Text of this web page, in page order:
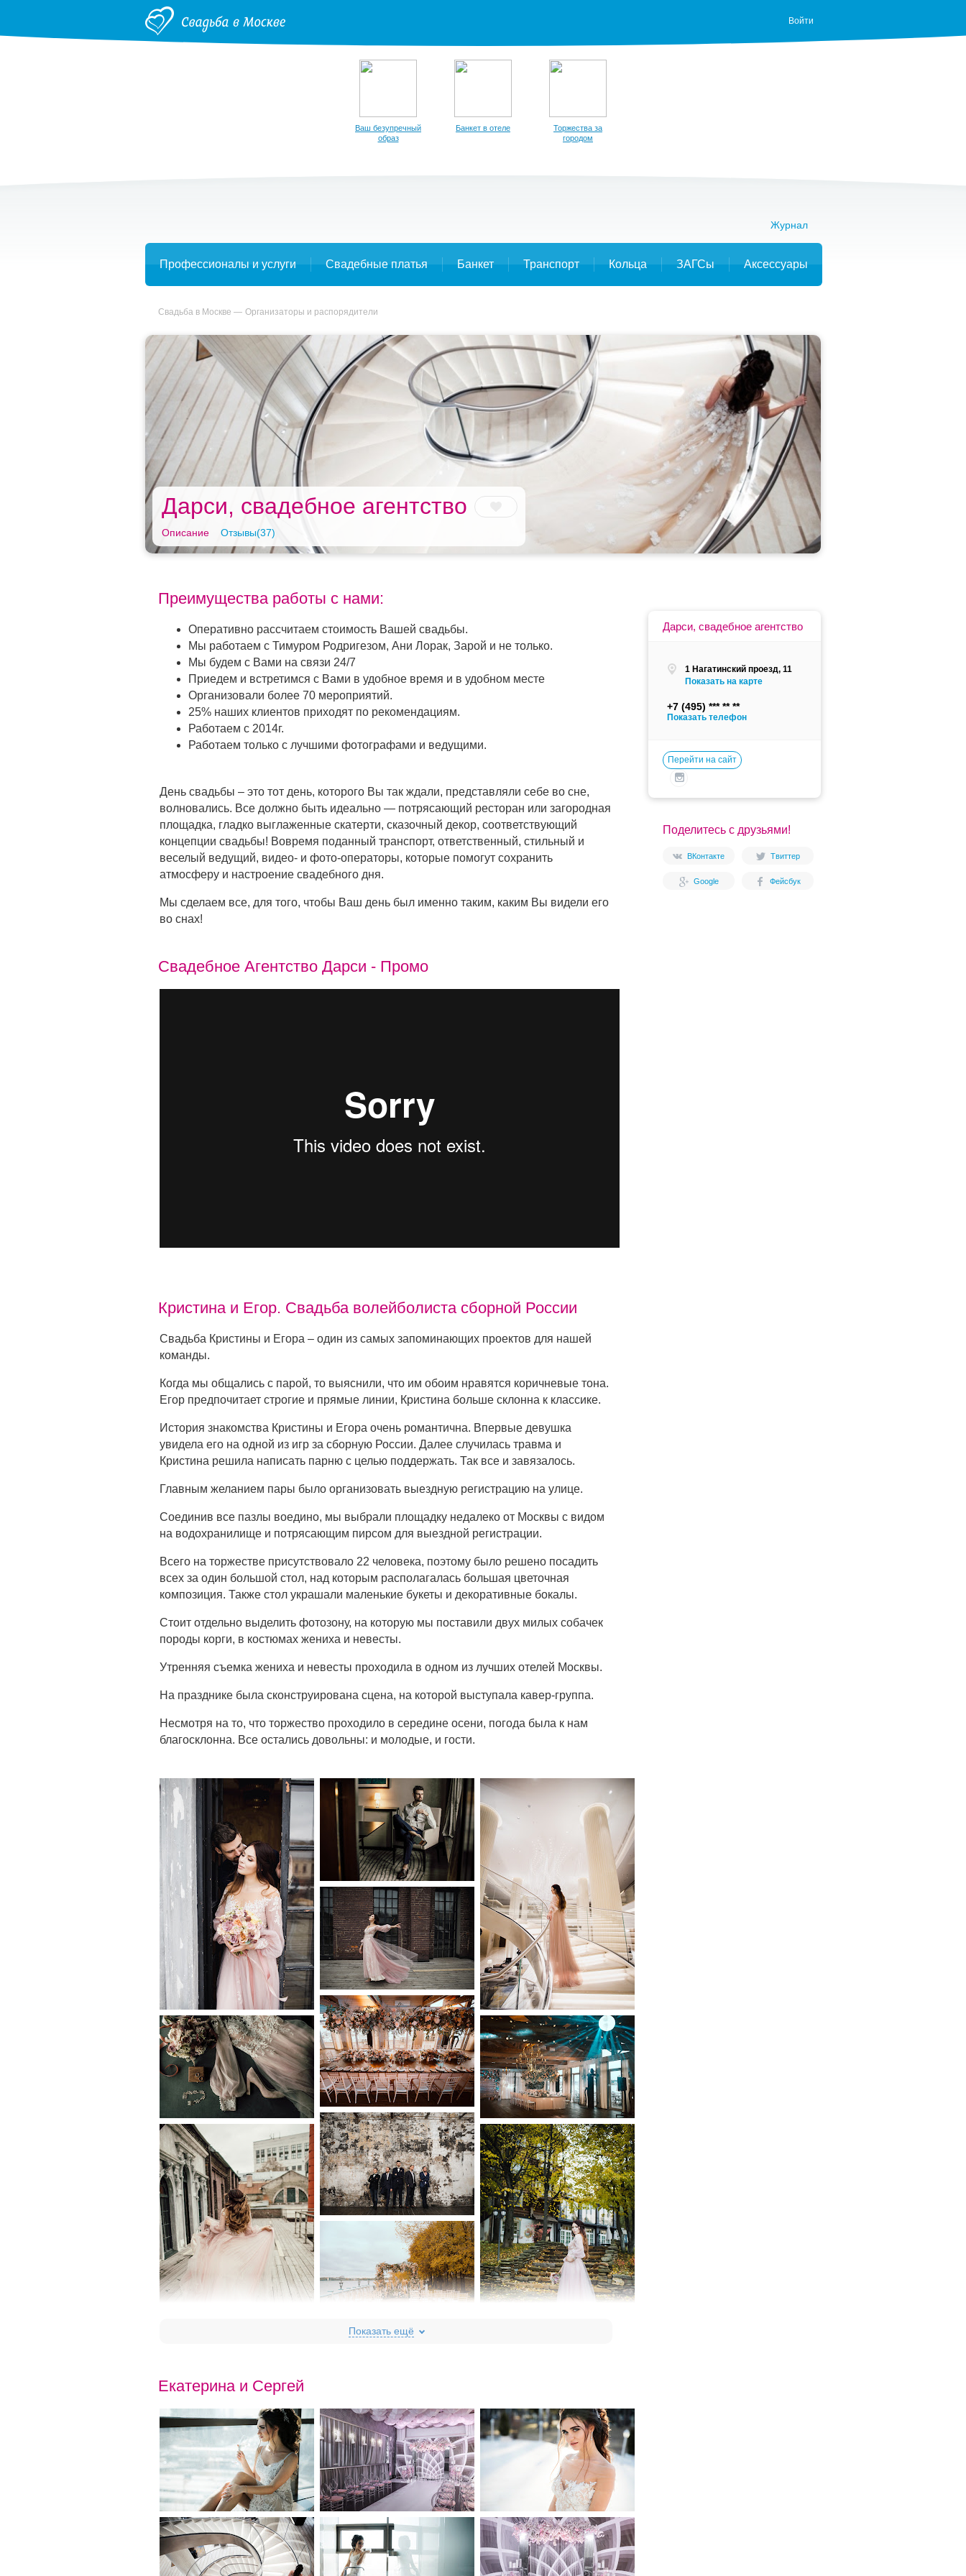
Войти
Ваш безупречный
образ
Банкет в отеле
Торжества за
городом
Журнал
Профессионалы и услуги Свадебные платья Банкет Транспорт Кольца ЗАГСы Аксессуары
Свадьба в Москве Организаторы и распорядители
Дарси, свадебное агентство
Описание Отзывы(37)
Дарси, свадебное агентство
1 Нагатинский проезд, 11
Показать на карте
+7 (495)
Показать телефон
Перейти на сайт
Поделитесь с друзьями!
ВКонтакте Твиттер
Google Фейсбук
Преимущества работы с нами:
Оперативно рассчитаем стоимость Вашей свадьбы.
Мы работаем с Тимуром Родригезом, Ани Лорак, Зарой и не только.
Мы будем с Вами на связи 24/7
Приедем и встретимся с Вами в удобное время и в удобном месте
Организовали более 70 мероприятий.
25% наших клиентов приходят по рекомендациям.
Работаем с 2014г.
Работаем только с лучшими фотографами и ведущими.
День свадьбы – это тот день, которого Вы так ждали, представляли себе во сне,
волновались. Все должно быть идеально — потрясающий ресторан или загородная
площадка, гладко выглаженные скатерти, сказочный декор, соответствующий
концепции свадьбы! Вовремя поданный транспорт, ответственный, стильный и
веселый ведущий, видео- и фото-операторы, которые помогут сохранить
атмосферу и настроение свадебного дня.
Мы сделаем все, для того, чтобы Ваш день был именно таким, каким Вы видели его
во снах!
Свадебное Агентство Дарси - Промо
Кристина и Егор. Свадьба волейболиста сборной России
Свадьба Кристины и Егора – один из самых запоминающих проектов для нашей
команды.
Когда мы общались с парой, то выяснили, что им обоим нравятся коричневые тона.
Егор предпочитает строгие и прямые линии, Кристина больше склонна к классике.
История знакомства Кристины и Егора очень романтична. Впервые девушка
увидела его на одной из игр за сборную России. Далее случилась травма и
Кристина решила написать парню с целью поддержать. Так все и завязалось.
Главным желанием пары было организовать выездную регистрацию на улице.
Соединив все пазлы воедино, мы выбрали площадку недалеко от Москвы с видом
на водохранилище и потрясающим пирсом для выездной регистрации.
Всего на торжестве присутствовало 22 человека, поэтому было решено посадить
всех за один большой стол, над которым располагалась большая цветочная
композиция. Также стол украшали маленькие букеты и декоративные бокалы.
Стоит отдельно выделить фотозону, на которую мы поставили двух милых собачек
породы корги, в костюмах жениха и невесты.
Утренняя съемка жениха и невесты проходила в одном из лучших отелей Москвы.
На празднике была сконструирована сцена, на которой выступала кавер-группа.
Несмотря на то, что торжество проходило в середине осени, погода была к нам
благосклонна. Все остались довольны: и молодые, и гости.
Екатерина и Сергей